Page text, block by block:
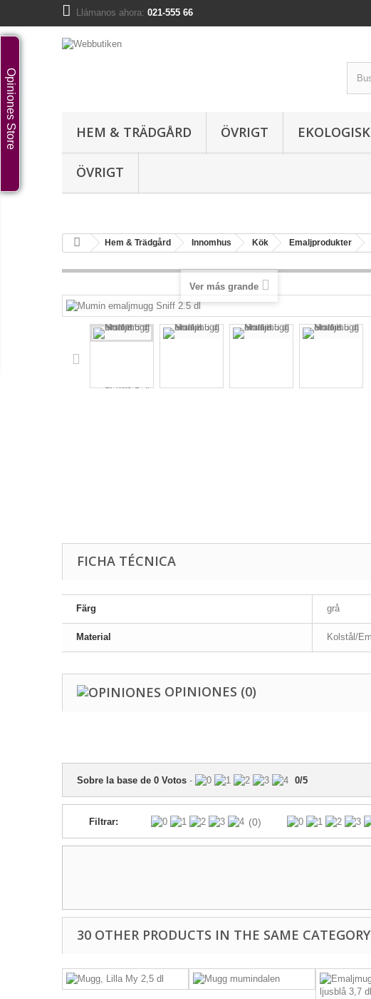
Llámanos ahora: 021-555 66
HEM & TRÄDGÅRD ÖVRIGT
ÖVRIGT
Hem & Trädgård Innomhus Kök Emaljprodukter
Ver más grande
FICHA TÉCNICA
Färg grå
Material Kolstål/
OPINIONES (0)
Sobre la base de 0 Votos - 0/5
Filtrar: (0)
30 OTHER PRODUCTS IN THE SAME
Opiniones Store